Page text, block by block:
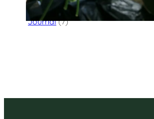
HK Florist Directory
(30)
Journal(7)